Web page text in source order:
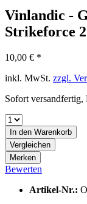
Vinlandic -
Strikeforce 2
10,00 € *
inkl. MwSt. zzgl.
Sofort
In den Warenkorb
Vergleichen
Merken
Bewerten
Artikel-Nr.: